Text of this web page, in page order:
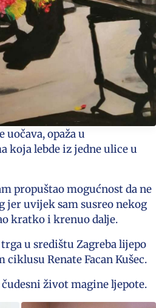
uočava, opaža u
koja lebde iz jedne ulice u
propuštao mogućnost da ne
jer uvijek sam susreo nekog
kratko i krenuo dalje.
u središtu Zagreba lijepo
ciklusu Renate Facan Kušec.
život magine ljepote.